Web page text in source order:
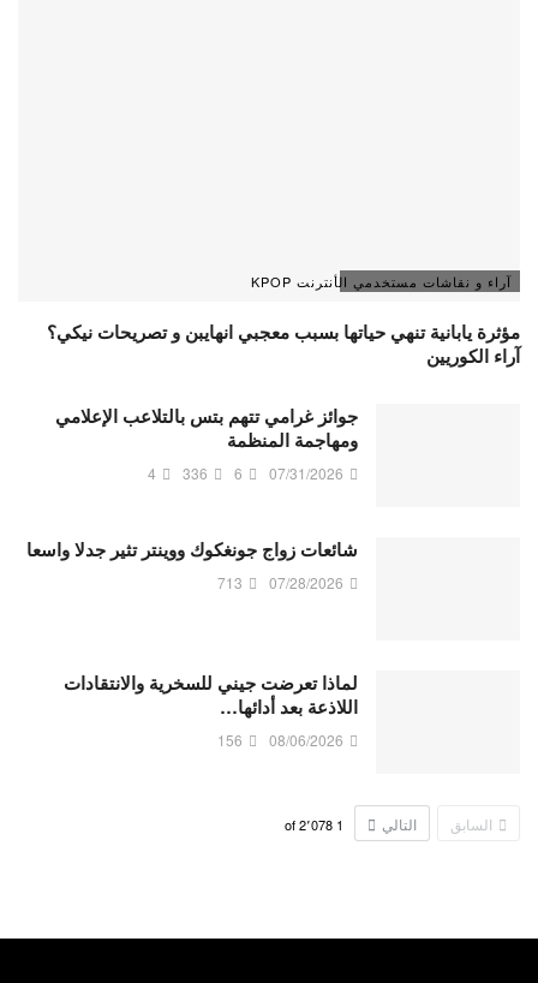
آراء و نقاشات مستخدمي الأنترنت KPOP
مؤثرة يابانية تنهي حياتها بسبب معجبي انهايبن و تصريحات نيكي؟
آراء الكوريين
جوائز غرامي تتهم بتس بالتلاعب الإعلامي
ومهاجمة المنظمة
07/31/2026
6
336
4
شائعات زواج جونغكوك ووينتر تثير جدلا واسعا
07/28/2026
713
لماذا تعرضت جيني للسخرية والانتقادات
اللاذعة بعد أدائها…
08/06/2026
156
السابق التالي 1 2٬078